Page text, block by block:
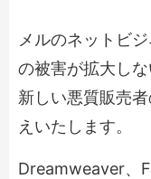
メルのネットビ
の被害が拡大し
新しい悪質販売
えいたします。
Dreamweaver、